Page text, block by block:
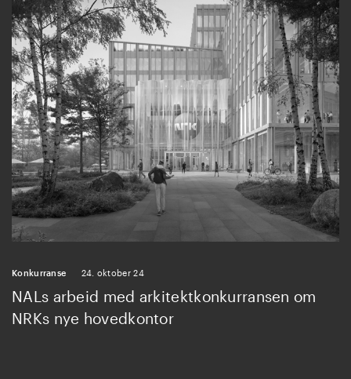
Konkurranse 24. oktober 24
NALs arbeid med arkitektkonkurransen om
NRKs nye hovedkontor